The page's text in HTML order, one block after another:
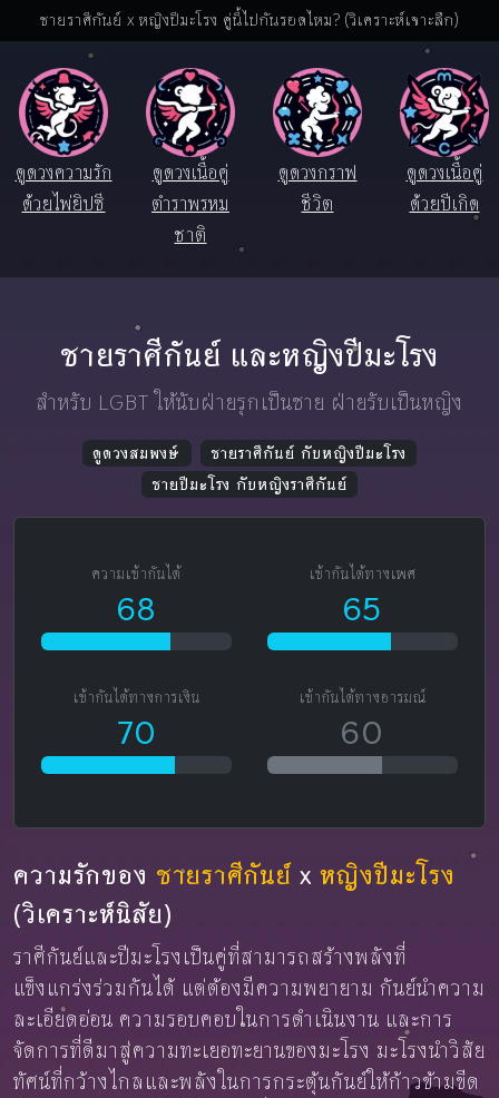
ชายราศีกันย์ x หญิงปีมะโรง คู่นี้ไปกันรอดไหม? (วิเคราะห์เจาะลึก)
ดูดวงความรัก
ด้วยไพ่ยิปซี
ดูดวงเนื้อคู่
ตำราพรหม
ชาติ
ดูดวงกราฟ
ชีวิต
ดูดวงเนื้อคู่
ด้วยปีเกิด
ชายราศีกันย์ และหญิงปีมะโรง
สำหรับ LGBT ให้นับฝ่ายรุกเป็นชาย ฝ่ายรับเป็นหญิง
ดูดวงสมพงษ์
ชายราศีกันย์ กับหญิงปีมะโรง
ชายปีมะโรง กับหญิงราศีกันย์
ความเข้ากันได้
68
เข้ากันได้ทางเพศ
65
เข้ากันได้ทางการเงิน
70
เข้ากันได้ทางอารมณ์
60
ความรักของ ชายราศีกันย์ x หญิงปีมะโรง
(วิเคราะห์นิสัย)
ราศีกันย์และปีมะโรงเป็นคู่ที่สามารถสร้างพลังที่
แข็งแกร่งร่วมกันได้ แต่ต้องมีความพยายาม กันย์นำความ
ละเอียดอ่อน ความรอบคอบในการดำเนินงาน และการ
จัดการที่ดีมาสู่ความทะเยอทะยานของมะโรง มะโรงนำวิสัย
ทัศน์ที่กว้างไกลและพลังในการกระตุ้นกันย์ให้ก้าวข้ามขีด